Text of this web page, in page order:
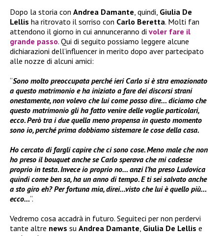
Dopo la storia con Andrea Damante, quindi, Giulia De
Lellis ha ritrovato il sorriso con Carlo Beretta. Molti fan
attendono il giorno in cui annunceranno di voler fare il
grande passo. Qui di seguito possiamo leggere alcune
dichiarazioni dell’influencer in merito dopo aver partecipato
alle nozze di alcuni amici:
“Sono molto preoccupata perché ieri Carlo si è stra emozionato
a questo matrimonio e ha iniziato a fare dei discorsi strani
onestamente, non volevo che lui come posso dire… diciamo che
questo matrimonio gli ha fatto venire delle voglie particolari,
ecco. Però tra i due quella meno propensa in questo momento
sono io, perché prima dobbiamo sistemare le cose della casa.
Ho cercato di fargli capire che ci sono cose. Meno male che non
ho preso il bouquet anche se Carlo sperava che mi cadesse
proprio in testa. Invece io proprio no… anzi l’ha preso Ludovica
quindi come ben sa, ha un anno di tempo. E ti sei salvato anche
a sto giro eh? Per fortuna mia, direi…visto che lui è quello più…
ecco…“.
Vedremo cosa accadrà in futuro. Seguiteci per non perdervi
tante altre news su Andrea Damante, Giulia De Lellis e